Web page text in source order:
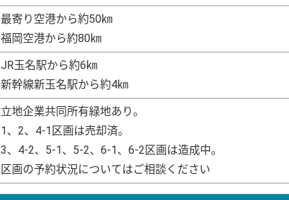
最寄り空港から約50㎞
福岡空港から約80㎞
JR玉名駅から約6㎞
新幹線新玉名駅から約4㎞
立地企業共同所有緑地あり。
1、2、4-1区画は売却済。
3、4-2、5-1、5-2、6-1、6-2区画は造成中。
区画の予約状況についてはご相談ください